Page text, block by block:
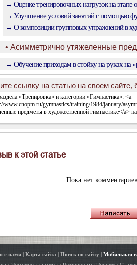
→ Оценке тренировочных нагрузок на этапе
→ Улучшение условий занятий с помощью
→ О композиции групповых упражнений в
• Асимметрично утяжеленные
→ Обучение приходам в стойку на руках на
ссылку на статью на своем сайте,
к этой статье
Пока нет
с нами| Карта сайта | Поиск по сайту| Мобильная